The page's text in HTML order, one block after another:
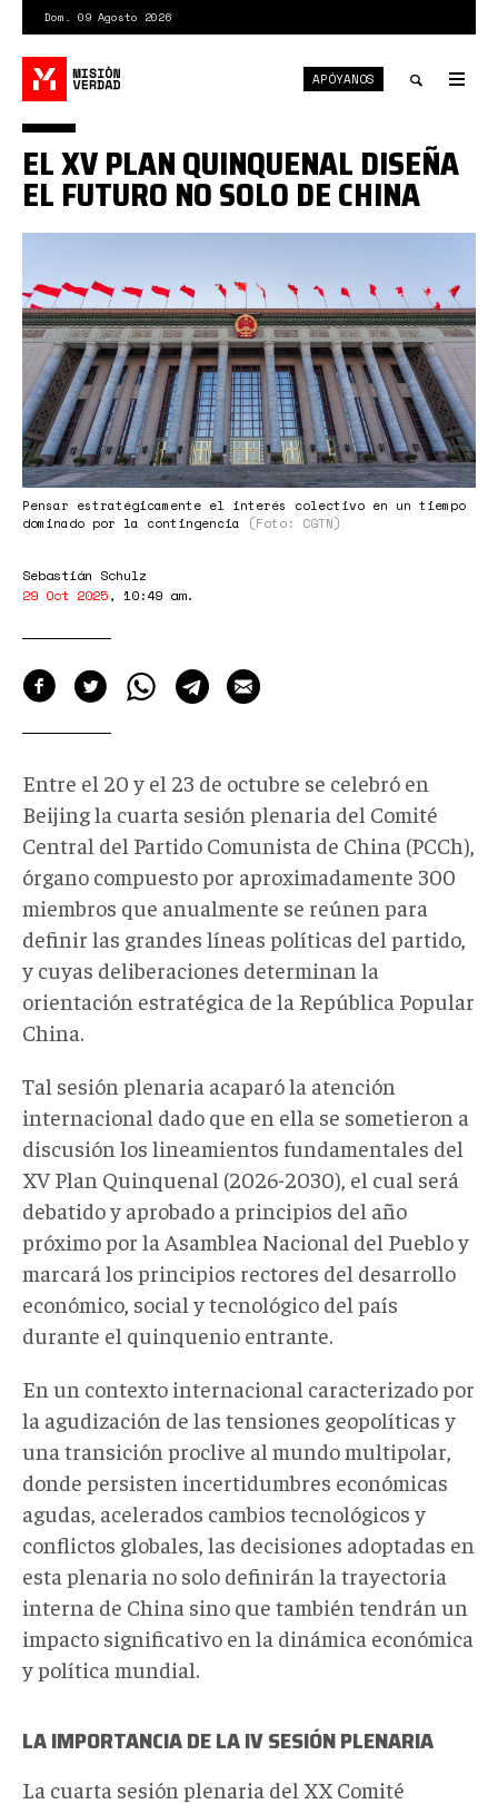
contenido
principal
Dom. 09 Agosto 2026
search
APÓYANOS
centro
partido
comunista
chino
Pensar estratégicamente el interés colectivo en un tiempo
dominado por la contingencia
(Foto: CGTN)
EL XV PLAN QUINQUENAL DISEÑA
EL FUTURO NO SOLO DE CHINA
Sebastián Schulz
29 Oct 2025, 10:49 am.
Entre el 20 y el 23 de octubre se celebró en
Beijing la cuarta sesión plenaria del Comité
Central del Partido Comunista de China (PCCh),
órgano compuesto por aproximadamente 300
miembros que anualmente se reúnen para
definir las grandes líneas políticas del partido,
y cuyas deliberaciones determinan la
orientación estratégica de la República Popular
China.
Tal sesión plenaria acaparó la atención
internacional dado que en ella se sometieron a
discusión los lineamientos fundamentales del
XV Plan Quinquenal (2026-2030), el cual será
debatido y aprobado a principios del año
próximo por la Asamblea Nacional del Pueblo y
marcará los principios rectores del desarrollo
económico, social y tecnológico del país
durante el quinquenio entrante.
En un contexto internacional caracterizado por
la agudización de las tensiones geopolíticas y
una transición proclive al mundo multipolar,
donde persisten incertidumbres económicas
agudas, acelerados cambios tecnológicos y
conflictos globales, las decisiones adoptadas en
esta plenaria no solo definirán la trayectoria
interna de China sino que también tendrán un
impacto significativo en la dinámica económica
y política mundial.
LA IMPORTANCIA DE LA IV SESIÓN PLENARIA
La cuarta sesión plenaria del XX Comité